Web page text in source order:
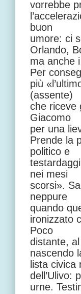
vorrebbe
buon
umore: ci
Orlando,
ma anche
Per
più
(assente)
che riceve
Giacomo
per una
Prende la
politico e
nei mesi
scorsi».
neppure
quando
ironizzato
Poco
distante,
nascendo
lista
dell’Ulivo:
urne.